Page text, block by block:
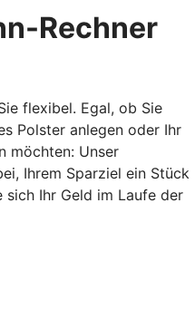
Rechner
flexibel. Egal, ob Sie
Polster anlegen oder Ihr
möchten: Unser
Ihrem Sparziel ein Stück
Ihr Geld im Laufe der